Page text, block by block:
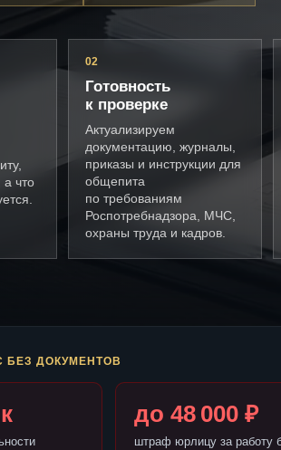
а что
02
Готовность
к проверке
Актуализируем
документацию, журналы,
приказы и инструкции для
общепита
по требованиям
Роспотребнадзора, МЧС,
охраны труда и кадров.
БЕЗ ДОКУМЕНТОВ
до 48 000 ₽
штраф юрлицу за работу